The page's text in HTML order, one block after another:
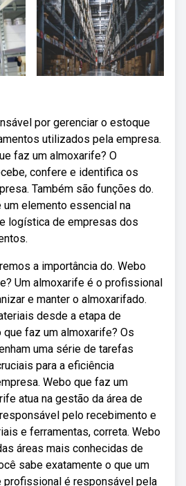
por gerenciar o estoque
utilizados pela empresa.
faz um almoxarife? O
confere e identifica os
Também são funções do.
elemento essencial na
logística de empresas dos
a importância do. Webo
Um almoxarife é o profissional
e manter o almoxarifado.
desde a etapa de
faz um almoxarife? Os
uma série de tarefas
para a eficiência
Webo que faz um
atua na gestão da área de
pelo recebimento e
e ferramentas, correta. Webo
áreas mais conhecidas de
sabe exatamente o que um
é responsável pela